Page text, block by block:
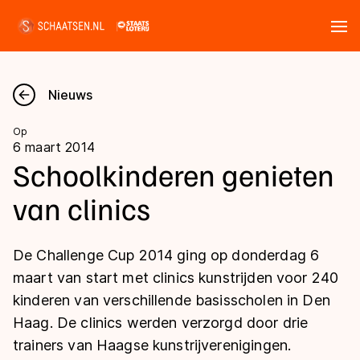
Nieuws
Kalender
Disciplines
Langebaan
Shorttrack
Inlineskaten
Uitslagen
Langebaan
Shorttrack
Marathon
Tijden & historie
Ranglijsten Langebaan
Nieuws
Op
6 maart 2014
Schoolkinderen genieten
van clinics
De Challenge Cup 2014 ging op donderdag 6
maart van start met clinics kunstrijden voor 240
kinderen van verschillende basisscholen in Den
Haag. De clinics werden verzorgd door drie
trainers van Haagse kunstrijverenigingen.